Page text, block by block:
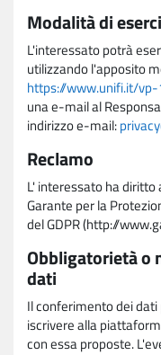
Modalità di
L'interessato potrà
utilizzando l'apposito
https://www.unifi.it/
una e-mail al
indirizzo e-mail:
Reclamo
L' interessato ha
Garante per la
del GDPR (http://
Obbligatorietà o
dati
Il conferimento dei
iscrivere alla
con essa proposte.